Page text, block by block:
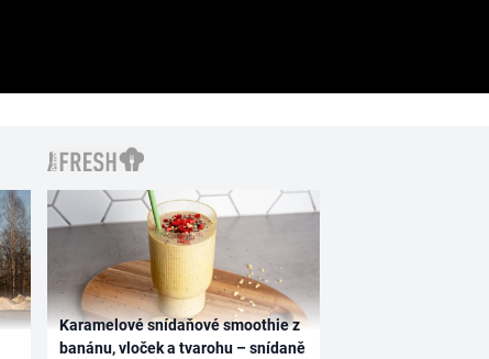
Karamelové snídaňové smoothie z
banánu, vloček a tvarohu – snídaně